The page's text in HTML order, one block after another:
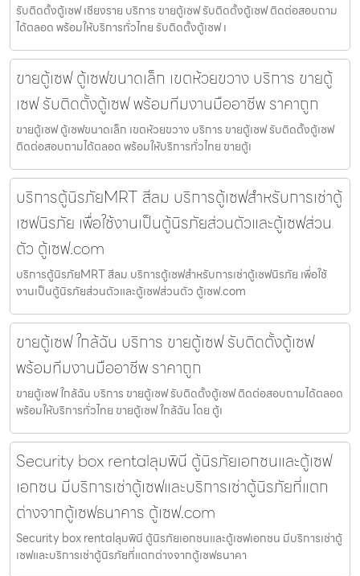
รับติดตั้งตู้เซฟ เชียงราย บริการ ขายตู้เซฟ รับติดตั้งตู้เซฟ ติดต่อสอบถาม
ได้ตลอด พร้อมให้บริการทั่วไทย รับติดตั้งตู้เซฟ เ
ขายตู้เซฟ ตู้เซฟขนาดเล็ก เขตห้วยขวาง บริการ ขายตู้
เซฟ รับติดตั้งตู้เซฟ พร้อมทีมงานมืออาชีพ ราคาถูก
ขายตู้เซฟ ตู้เซฟขนาดเล็ก เขตห้วยขวาง บริการ ขายตู้เซฟ รับติดตั้งตู้เซฟ
ติดต่อสอบถามได้ตลอด พร้อมให้บริการทั่วไทย ขายตู้เ
บริการตู้นิรภัยMRT สีลม บริการตู้เซฟสำหรับการเช่าตู้
เซฟนิรภัย เพื่อใช้งานเป็นตู้นิรภัยส่วนตัวและตู้เซฟส่วน
ตัว ตู้เซฟ.com
บริการตู้นิรภัยMRT สีลม บริการตู้เซฟสำหรับการเช่าตู้เซฟนิรภัย เพื่อใช้
งานเป็นตู้นิรภัยส่วนตัวและตู้เซฟส่วนตัว ตู้เซฟ.com
ขายตู้เซฟ ใกล้ฉัน บริการ ขายตู้เซฟ รับติดตั้งตู้เซฟ
พร้อมทีมงานมืออาชีพ ราคาถูก
ขายตู้เซฟ ใกล้ฉัน บริการ ขายตู้เซฟ รับติดตั้งตู้เซฟ ติดต่อสอบถามได้ตลอด
พร้อมให้บริการทั่วไทย ขายตู้เซฟ ใกล้ฉัน โดย ตู้เ
Security box rentalลุมพินี ตู้นิรภัยเอกชนและตู้เซฟ
เอกชน มีบริการเช่าตู้เซฟและบริการเช่าตู้นิรภัยที่แตก
ต่างจากตู้เซฟธนาคาร ตู้เซฟ.com
Security box rentalลุมพินี ตู้นิรภัยเอกชนและตู้เซฟเอกชน มีบริการเช่าตู้
เซฟและบริการเช่าตู้นิรภัยที่แตกต่างจากตู้เซฟธนาคา